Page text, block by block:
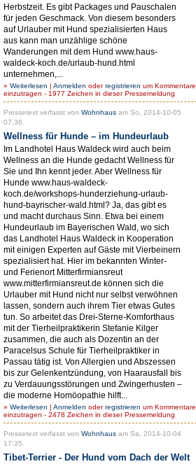
Herbstzeit. Es gibt Packages und Pauschalen
für jeden Geschmack. Von diesem besonders
auf Urlauber mit Hund spezialisierten Haus
aus kann man unzählige schöne
Wanderungen mit dem Hund www.haus-
waldeck-koch.de/urlaub-hund.html
unternehmen,...
» Weiterlesen | Anmelden oderregistrieren um Kommentare
einzutragen - 1977 Zeichen in dieser Pressemeldung
Pressetext verfasst von Wohnhaus am So, 2014-10-05
07:36.
Wellness für Hunde – im Hundeurlaub
Im Landhotel Haus Waldeck wird auch beim
Wellness an die Hunde gedacht Wellness für
Sie und Ihn kennt jeder. Aber Wellness für
Hunde www.haus-waldeck-
koch.de/workshops-hunderziehung-urlaub-
hund-bayrischer-wald.html? Ja, das gibt es
und macht durchaus Sinn. Etwa bei einem
Hundeurlaub im Bayerischen Wald, wo sich
das Landhotel Haus Waldeck in Kooperation
mit einigen Experten auf Gäste mit Vierbeinern
spezialisiert hat. Hier im bekannten Winter-
und Ferienort Mitterfirmiansreut
www.mitterfirmiansreut.de können sich die
Urlauber mit Hund nicht nur selbst verwöhnen
lassen, sondern auch ihrem Tier etwas Gutes
tun. So arbeitet das Drei-Sterne-Komforthaus
mit der Tierheilpraktikerin Stefanie Kilger
zusammen, die auch als Dozentin an der
Paracelsus Schule für Tierheilpraktiker in
Passau tätig ist. Von Allergien und Abszessen
bis zur Gelenkentzündung, von Haarausfall bis
zu Verdauungsstörungen und Zwingerhusten –
die moderne Homöopathie hilft...
» Weiterlesen | Anmelden oderregistrieren um Kommentare
einzutragen - 2478 Zeichen in dieser Pressemeldung
Pressetext verfasst von Wohnhaus am Sa, 2014-10-04
17:35.
Tibet-Terrier - Der Hund vom Dach der Welt